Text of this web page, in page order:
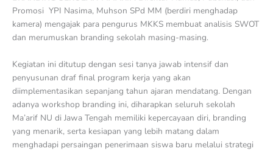
Promosi YPI Nasima, Muhson SPd MM (berdiri menghadap
kamera) mengajak para pengurus MKKS membuat analisis SWOT
dan merumuskan branding sekolah masing-masing.
Kegiatan ini ditutup dengan sesi tanya jawab intensif dan
penyusunan draf final program kerja yang akan
diimplementasikan sepanjang tahun ajaran mendatang. Dengan
adanya workshop branding ini, diharapkan seluruh sekolah
Ma’arif NU di Jawa Tengah memiliki kepercayaan diri, branding
yang menarik, serta kesiapan yang lebih matang dalam
menghadapi persaingan penerimaan siswa baru melalui strategi